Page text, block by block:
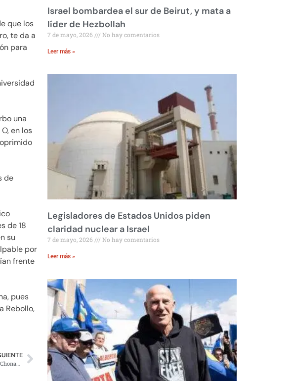
que los
te da a
para
una
en los
de
de 18
su
por
frente
pues
Rebollo,
Arrestan a locutora en Estados Unidos por hacer la #ChonaChallenge (VIDEO)
Israel bombardea el sur de Beirut, y mata a
líder de Hezbollah
7 de mayo, 2026 No hay comentarios
Leer más »
Legisladores de Estados Unidos piden
claridad nuclear a Israel
7 de mayo, 2026 No hay comentarios
Leer más »